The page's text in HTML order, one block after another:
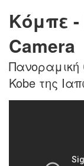
Κόμπε -
Camera
Πανοραμική
Kobe της